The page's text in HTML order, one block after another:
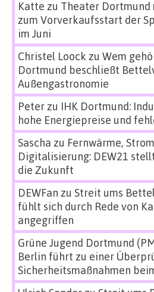
Katte zu Theater Dortmund
zum Vorverkaufsstart der
im Juni
Christel Loock zu Wem
Dortmund beschließt
Außengastronomie
Peterzu IHK Dortmund:
hohe Energiepreise und
Sascha zu Fernwärme,
Digitalisierung: DEW21
die Zukunft
DEWFan zu Streit ums
fühlt sich durch Rede von
angegriffen
Grüne Jugend Dortmund
Berlin führt zu einer
Sicherheitsmaßnahmen